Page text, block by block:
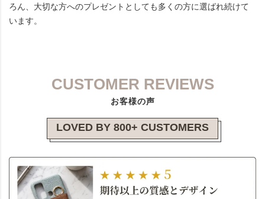
ろん、大切な方へのプレゼントとしても多くの方に選ばれ続けて
います。
CUSTOMER REVIEWS
お客様の声
LOVED BY 800+ CUSTOMERS